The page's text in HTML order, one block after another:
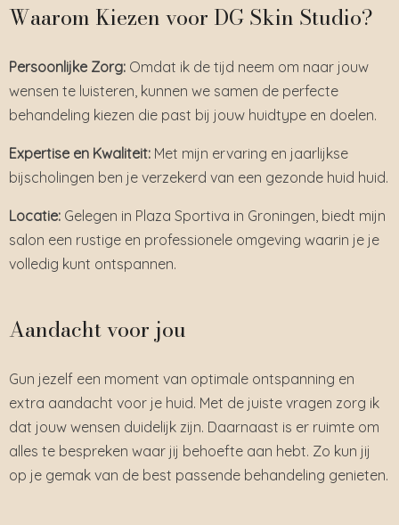
Waarom Kiezen voor DG Skin Studio?
Persoonlijke Zorg: Omdat ik de tijd neem om naar jouw
wensen te luisteren, kunnen we samen de perfecte
behandeling kiezen die past bij jouw huidtype en doelen.
Expertise en Kwaliteit: Met mijn ervaring en jaarlijkse
bijscholingen ben je verzekerd van een gezonde huid huid.
Locatie: Gelegen in Plaza Sportiva in Groningen, biedt mijn
salon een rustige en professionele omgeving waarin je je
volledig kunt ontspannen.
Aandacht voor jou
Gun jezelf een moment van optimale ontspanning en
extra aandacht voor je huid. Met de juiste vragen zorg ik
dat jouw wensen duidelijk zijn. Daarnaast is er ruimte om
alles te bespreken waar jij behoefte aan hebt. Zo kun jij
op je gemak van de best passende behandeling genieten.